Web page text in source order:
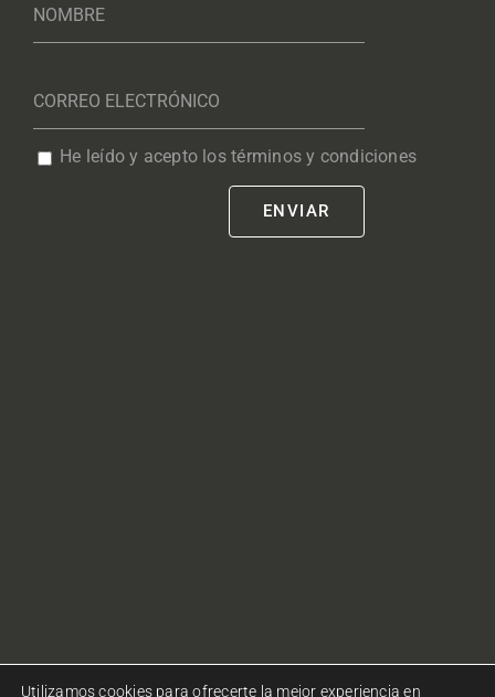
He leído y acepto los términos y condiciones
Utilizamos cookies para ofrecerte la mejor experiencia en